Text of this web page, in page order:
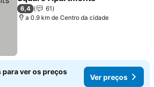
Ver preços
6,4
61
a 0.9 km de Centro da cidade
para ver os preços
Ver preços